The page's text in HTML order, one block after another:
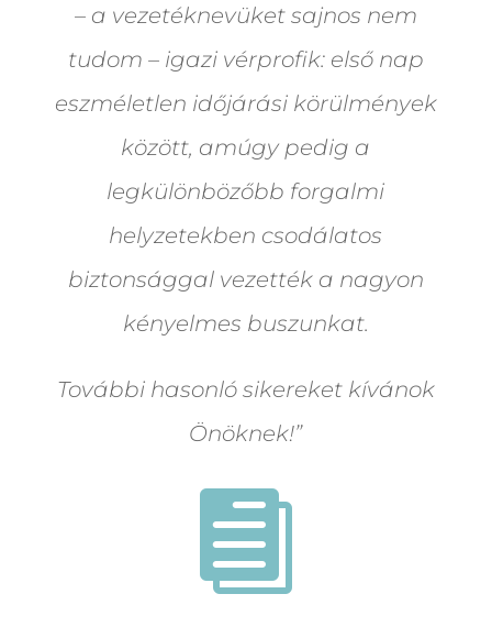
– a vezetéknevüket sajnos nem
tudom – igazi vérprofik: első nap
eszméletlen időjárási körülmények
között, amúgy pedig a
legkülönbözőbb forgalmi
helyzetekben csodálatos
biztonsággal vezették a nagyon
kényelmes buszunkat.
További hasonló sikereket kívánok
Önöknek!”
